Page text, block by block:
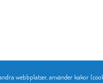
webbplatser, använder kakor